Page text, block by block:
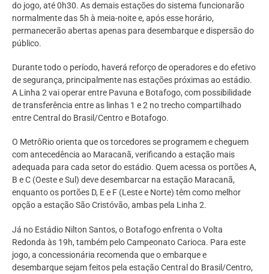
do jogo, até 0h30. As demais estações do sistema funcionarão
normalmente das 5h à meia-noite e, após esse horário,
permanecerão abertas apenas para desembarque e dispersão do
público.
Durante todo o período, haverá reforço de operadores e do efetivo
de segurança, principalmente nas estações próximas ao estádio.
A Linha 2 vai operar entre Pavuna e Botafogo, com possibilidade
de transferência entre as linhas 1 e 2 no trecho compartilhado
entre Central do Brasil/Centro e Botafogo.
O MetrôRio orienta que os torcedores se programem e cheguem
com antecedência ao Maracanã, verificando a estação mais
adequada para cada setor do estádio. Quem acessa os portões A,
B e C (Oeste e Sul) deve desembarcar na estação Maracanã,
enquanto os portões D, E e F (Leste e Norte) têm como melhor
opção a estação São Cristóvão, ambas pela Linha 2.
Já no Estádio Nilton Santos, o Botafogo enfrenta o Volta
Redonda às 19h, também pelo Campeonato Carioca. Para este
jogo, a concessionária recomenda que o embarque e
desembarque sejam feitos pela estação Central do Brasil/Centro,